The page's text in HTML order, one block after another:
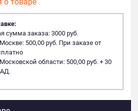
сумма заказа: 3000 руб.
500,00 руб. При заказе от
области: 500,00 руб. + 30